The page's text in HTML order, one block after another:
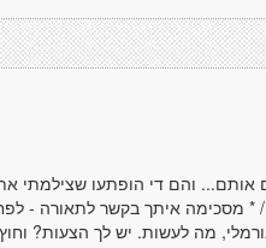
והם די הופתעו שצילמתי את
* מסכימה איתך בקשר לתאורה -
מה לעשות. יש לך הצעות?